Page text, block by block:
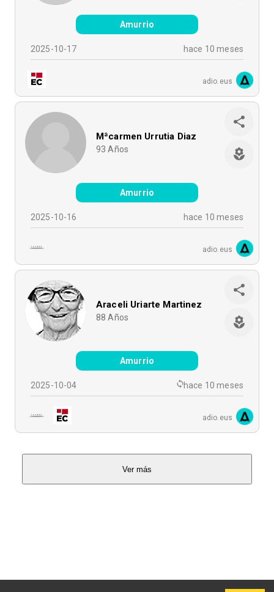
Amurrio
2025-10-17 hace 10 meses
adio.eus
Mªcarmen Urrutia Diaz
93 Años
Amurrio
2025-10-16 hace 10 meses
adio.eus
Araceli Uriarte Martinez
88 Años
Amurrio
2025-10-04 hace 10 meses
adio.eus
Ver más